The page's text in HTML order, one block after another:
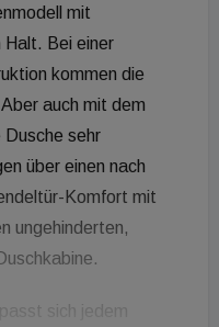
mit
Halt. Bei einer
kommen die
auch mit dem
sehr
über einen nach
Komfort mit
ungehinderten,
sich jedem